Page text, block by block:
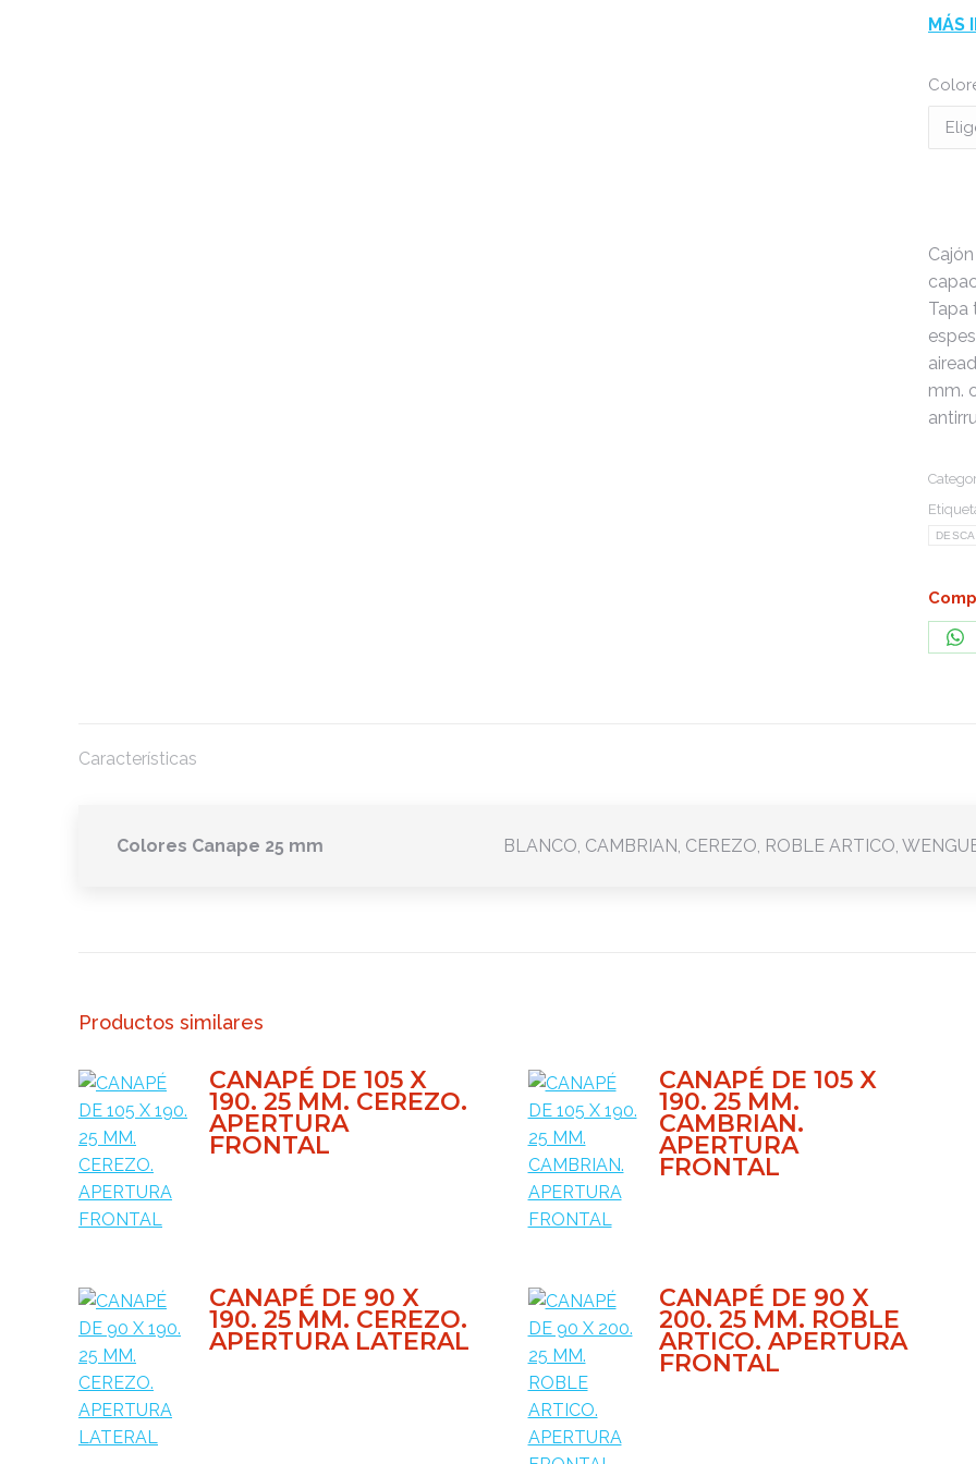
MÁS
Tapa
mm.
Características
Colores Canape 25 mm BLANCO, CAMBRIAN, CEREZO, ROBLE ARTICO,
Productos similares
CANAPÉ DE 105 X
190. 25 MM. CEREZO.
APERTURA
FRONTAL
CANAPÉ DE 105 X
190. 25 MM.
CAMBRIAN.
APERTURA
FRONTAL
CANAPÉ DE 90 X
190. 25 MM. CEREZO.
APERTURA LATERAL
CANAPÉ DE 90 X
200. 25 MM. ROBLE
ARTICO. APERTURA
FRONTAL